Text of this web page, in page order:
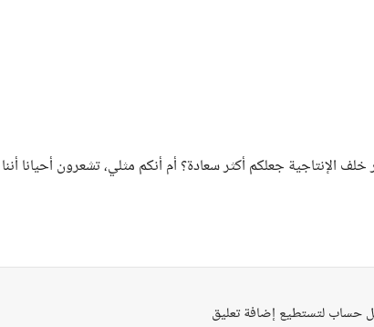
الإنتاجية جعلكم أكثر سعادة؟ أم أنكم مثلي، تشعرون أحيانا أننا
حساب لتستطيع إضافة تعليق